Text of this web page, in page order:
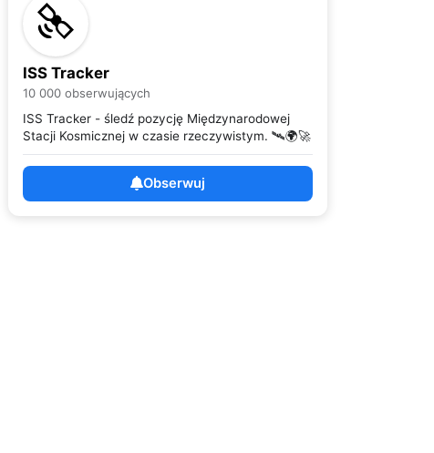
ISS Tracker
10 000 obserwujących
ISS Tracker - śledź pozycję Międzynarodowej
Stacji Kosmicznej w czasie rzeczywistym. 🛰️🌍🚀
Obserwuj